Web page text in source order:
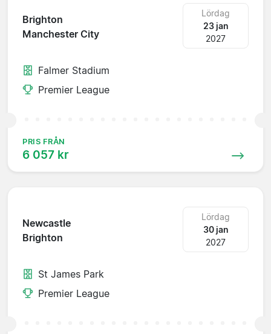
Brighton
Manchester City
Lördag
23 jan
2027
Falmer Stadium
Premier League
PRIS FRÅN
6 057 kr
Newcastle
Brighton
Lördag
30 jan
2027
St James Park
Premier League